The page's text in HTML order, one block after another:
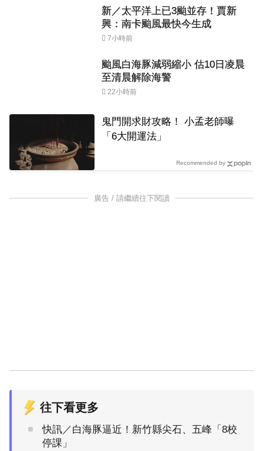
新／太平洋上已3颱並存！賈新
興：南卡颱風最快今生成
7小時前
颱風白海豚減弱縮小 估10日凌晨
至清晨解除海警
22小時前
鬼門開求財攻略！ 小孟老師曝
「6大開運法」
Recommended by
廣告 / 請繼續往下閱讀
往下看更多
快訊／白海豚逼近！新竹縣尖石、五峰「8校
停課」